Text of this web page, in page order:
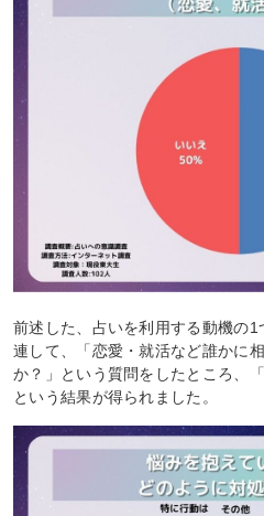
前述した、占いを利用する動機の
連して、「恋愛・就活など誰かに
か？」という質問をしたところ、
という結果が得られました。